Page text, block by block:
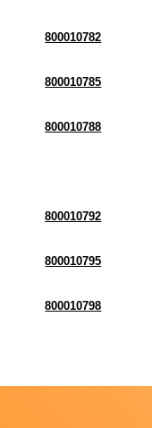
800010782
800010785
800010788
800010792
800010795
800010798